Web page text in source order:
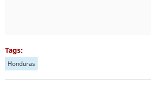
Tags:
Honduras